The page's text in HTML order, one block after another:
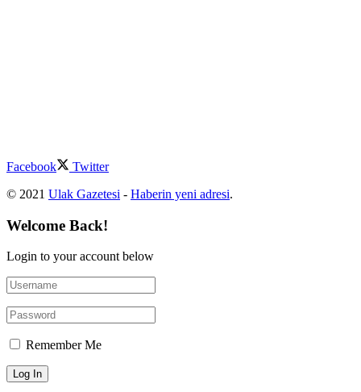
Facebook
Twitter
© 2021 Ulak Gazetesi - Haberin yeni adresi.
Welcome Back!
Login to your account below
Remember Me